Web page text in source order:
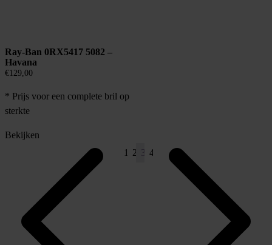
Ray-Ban 0RX5417 5082 –
Havana
€129,00
* Prijs voor een complete bril op
sterkte
Bekijken
1 2 3 4